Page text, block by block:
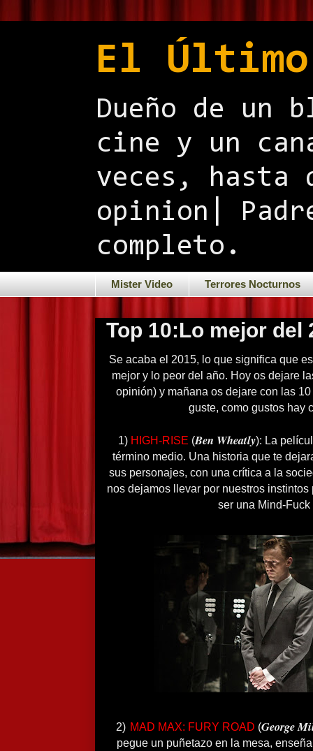
El
Dueño de un
cine y un
veces, hasta
opinion|
completo.
Mister Video Terrores Nocturnos
Top 10:Lo mejor del
Se acaba el 2015, lo que significa que
mejor y lo peor del año. Hoy os dejare
opinión) y mañana os dejare con las
guste, como gustos hay
1) HIGH-RISE (Ben Wheatly): La
término medio. Una historia que te
sus personajes, con una crítica a la
nos dejamos llevar por nuestros
ser una Mind-
2) MAD MAX: FURY ROAD (George
pegue un puñetazo en la mesa,